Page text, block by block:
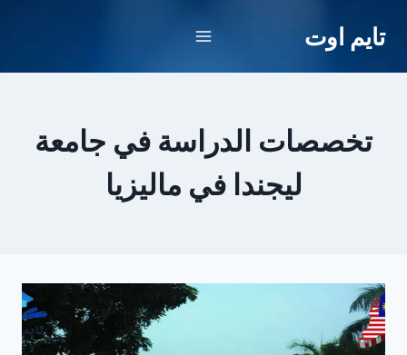
تايم اوت
تخصصات الدراسة في جامعة
ليجندا في ماليزيا